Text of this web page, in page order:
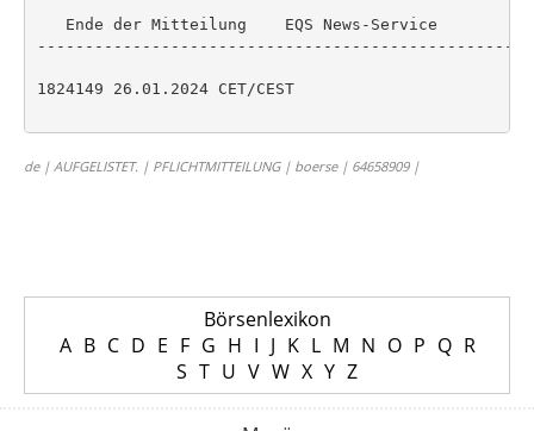
   Ende der Mitteilung    EQS News-Service
1824149 26.01.2024 CET/CEST
de | AUFGELISTET. | PFLICHTMITTEILUNG | boerse | 64658909 |
Börsenlexikon
A B C D E F G H I J K L M N O P Q R
S T U V W X Y Z